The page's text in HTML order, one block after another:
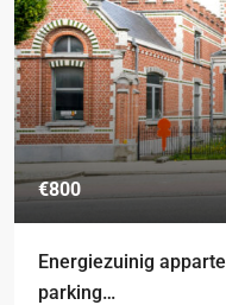
€800
Energiezuinig
parking…